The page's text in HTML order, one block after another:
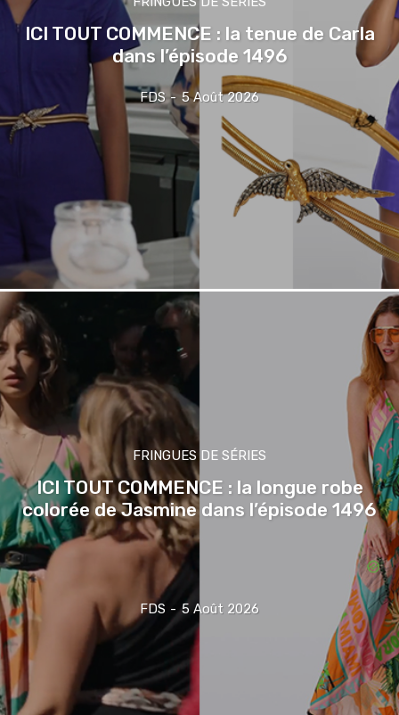
ICI TOUT COMMENCE : la tenue de Carla
dans l’épisode 1496
FDS - 5 Août 2026
FRINGUES DE SÉRIES
ICI TOUT COMMENCE : la longue robe
colorée de Jasmine dans l’épisode 1496
FDS - 5 Août 2026